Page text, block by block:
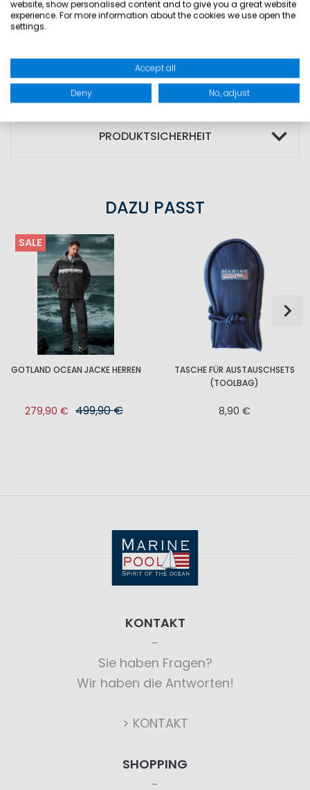
Unabhängig vom Produktionsdatum wird
jede Automatikweste vor der Auslieferung
Marinepool geprüft und mit einem 2-
jährigen Wartungsintervall ausgeliefert.
PRODUKTSICHERHEIT
DAZU PASST
SALE
GOTLAND OCEAN JACKE HERREN
279,90 € 499,90 €
TASCHE FÜR AUSTAUSCHSETS
(TOOLBAG)
8,90 €
KONTAKT
Sie haben Fragen?
Wir haben die Antworten!
> KONTAKT
SHOPPING
website, show personalised content and to give you a great website
experience. For more information about the cookies we use open the
settings.
Accept all
Deny No, adjust